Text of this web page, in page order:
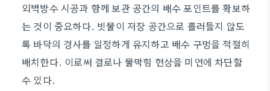
외벽방수 시공과 함께 보관 공간의 배수 포인트를 확보하
는 것이 중요하다. 빗물이 저장 공간으로 흘러들지 않도
록 바닥의 경사를 일정하게 유지하고 배수 구멍을 적절히
배치한다. 이로써 결로나 물막힘 현상을 미연에 차단할
수 있다.